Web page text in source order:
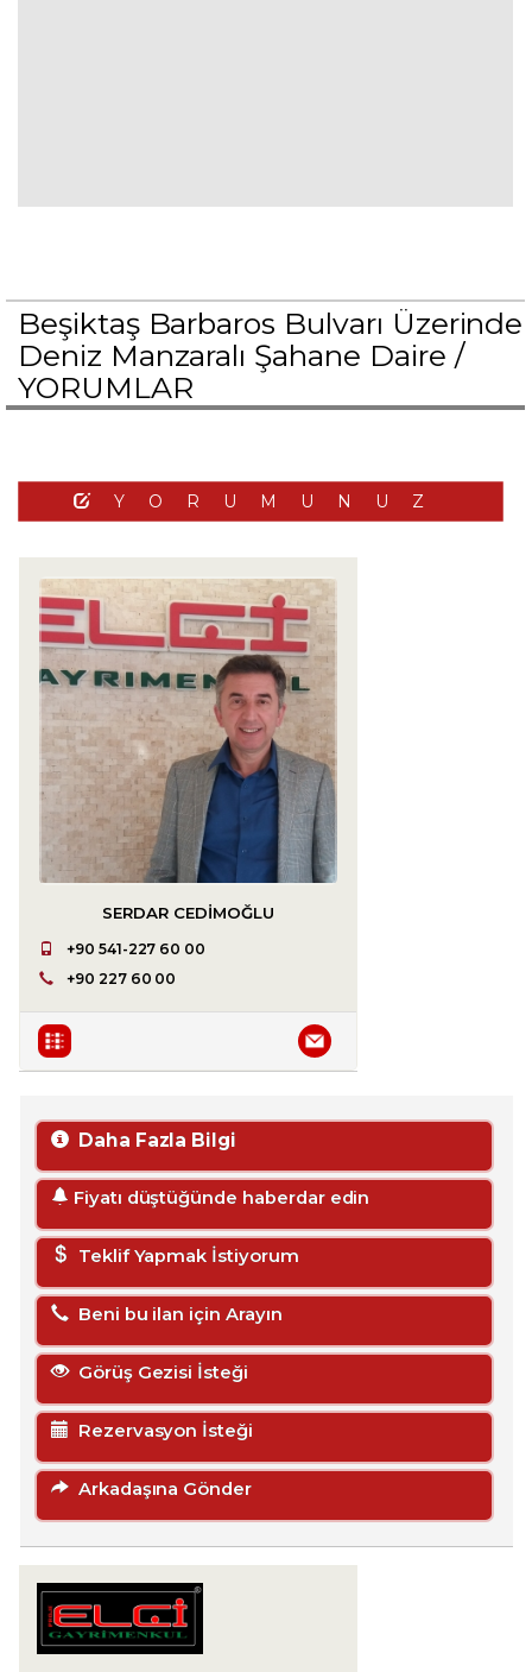
Beşiktaş Barbaros Bulvarı Üzerinde
Deniz Manzaralı Şahane Daire /
YORUMLAR
YORUMUNUZ
SERDAR CEDIMOĞLU
+90 541-227 60 00
+90 227 60 00
Daha Fazla Bilgi
Fiyatı düştüğünde haberdar edin
Teklif Yapmak İstiyorum
Beni bu ilan için Arayın
Görüş Gezisi İsteği
Rezervasyon İsteği
Arkadaşına Gönder